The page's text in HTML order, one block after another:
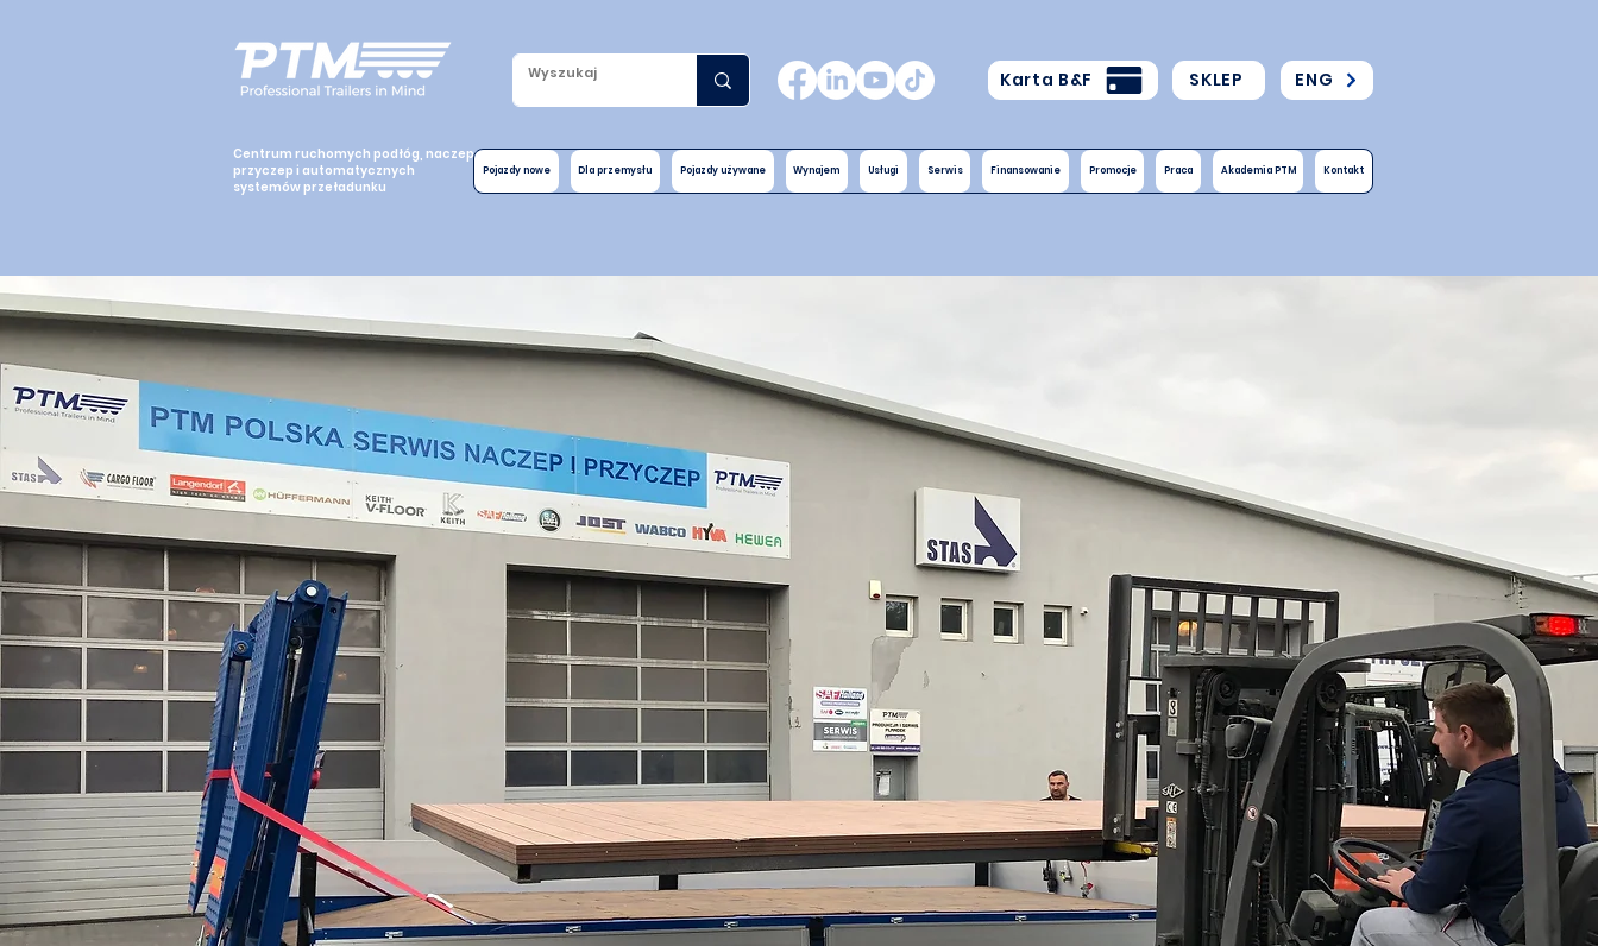
SKLEP ENG
Karta B&F
Centrum ruchomych podłóg, naczep,
przyczep i automatycznych
systemów przeładunku
Pojazdy nowe Dla przemysłu Pojazdy używane Wynajem Usługi Serwis Finansowanie Promocje Praca Akademia PTM Kontakt